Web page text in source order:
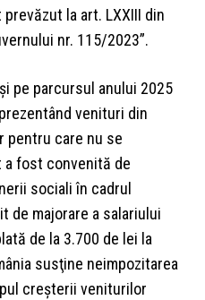
la art. LXXIII din
nr. 115/2023”.
pe parcursul anului 2025
venituri din
pentru care nu se
a fost convenită de
sociali în cadrul
de majorare a salariului
de la 3.700 de lei la
susţine neimpozitarea
creşterii veniturilor